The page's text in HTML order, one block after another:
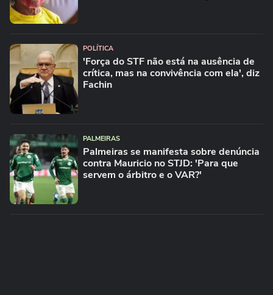
POLÍTICA
'Força do STF não está na ausência de
crítica, mas na convivência com ela', diz
Fachin
PALMEIRAS
Palmeiras se manifesta sobre denúncia
contra Mauricio no STJD: 'Para que
servem o árbitro e o VAR?'